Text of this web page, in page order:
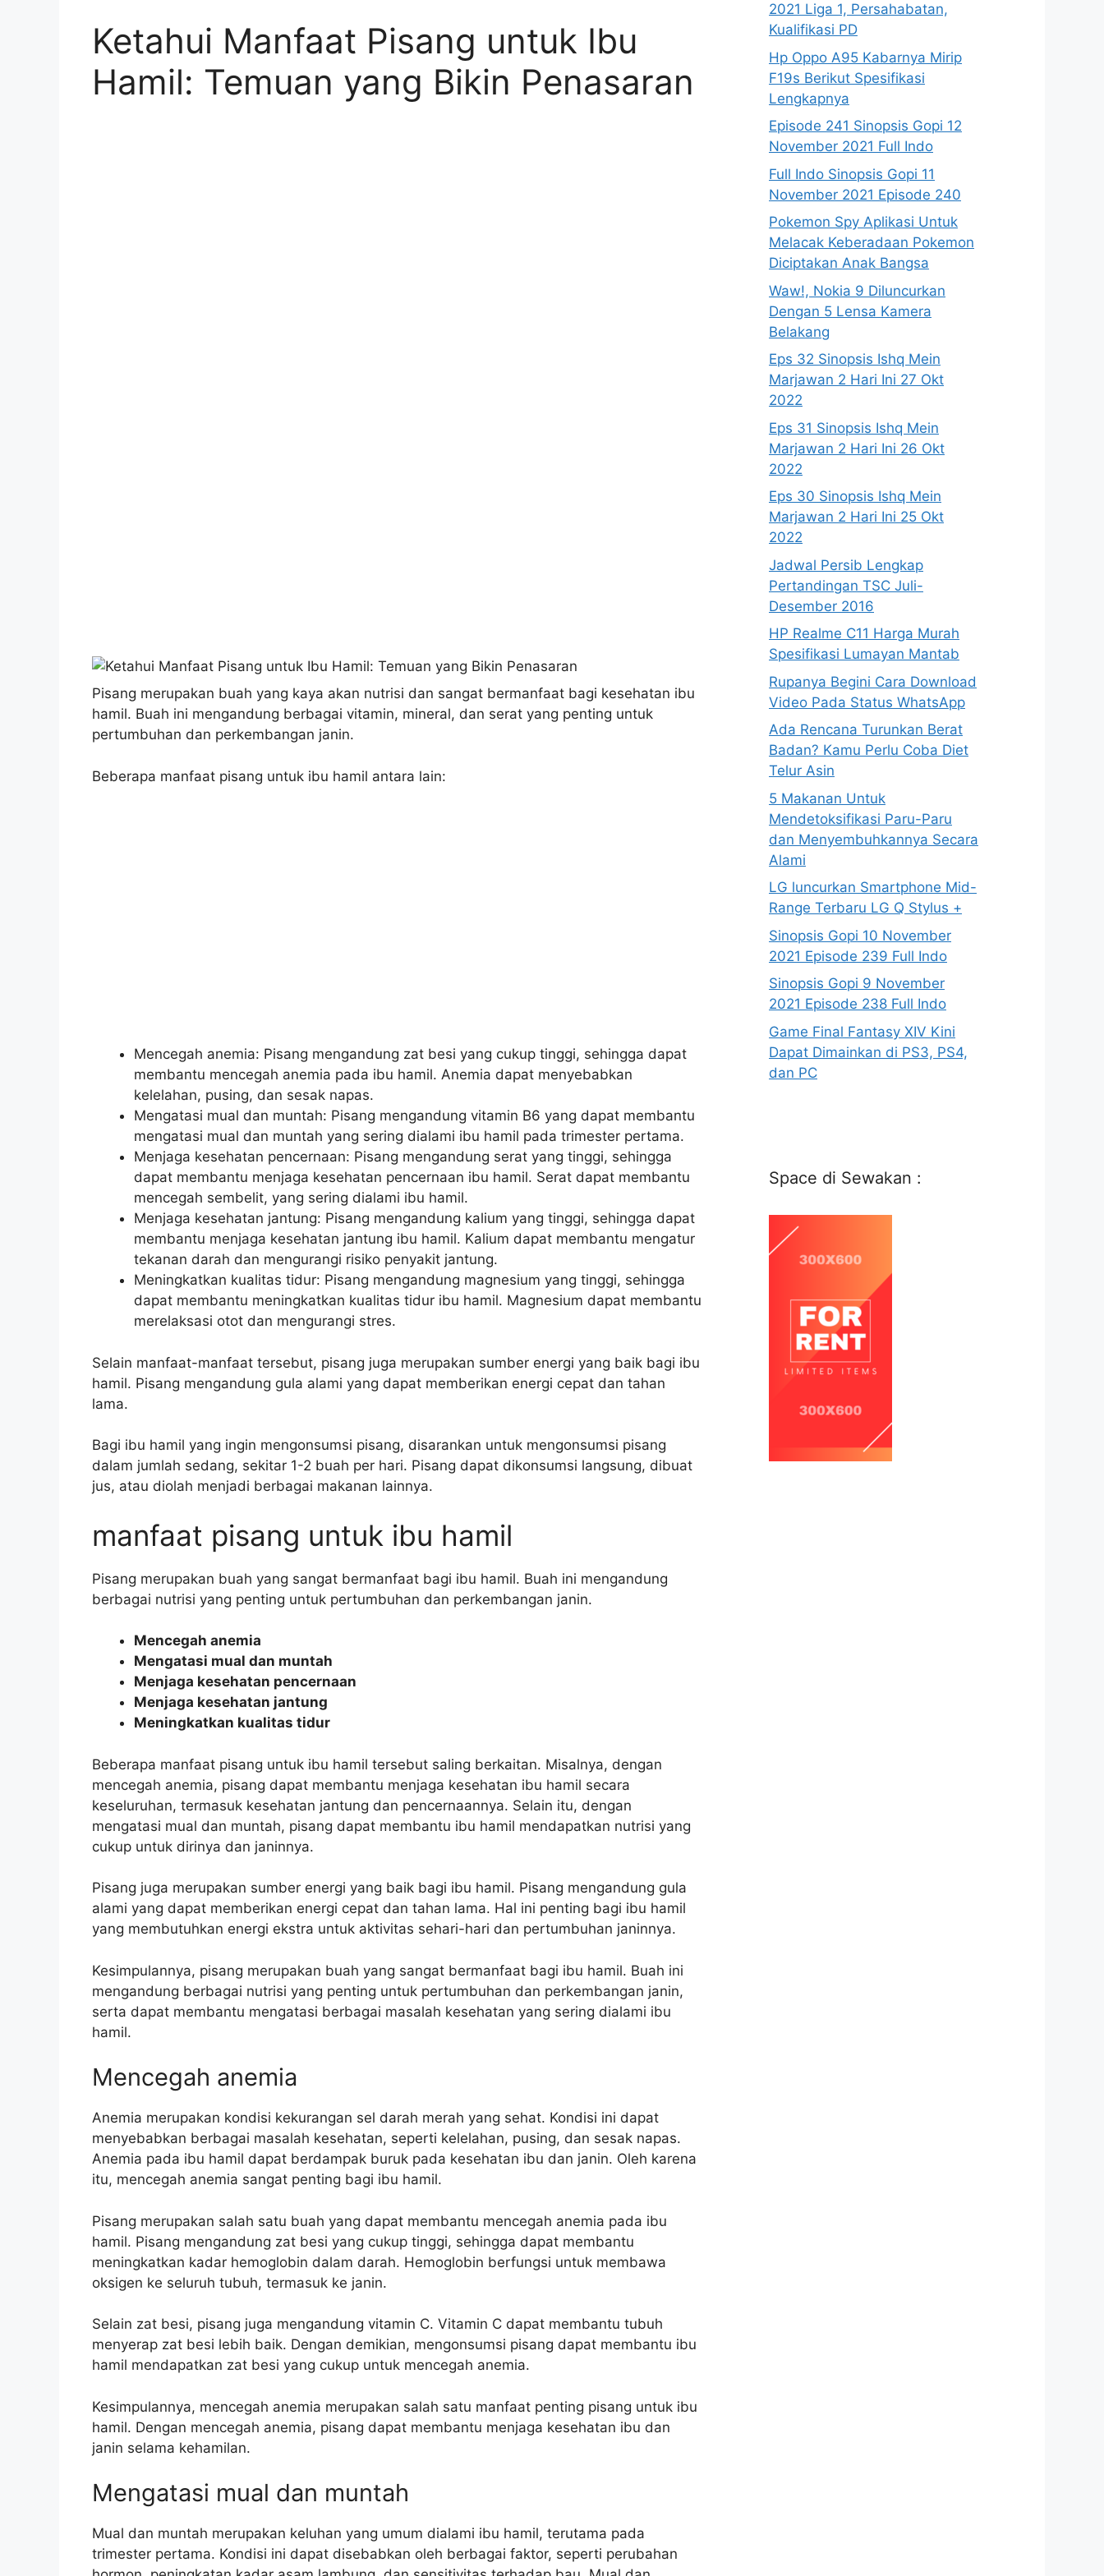
Ketahui Manfaat Pisang untuk Ibu
Hamil: Temuan yang Bikin Penasaran
Pisang merupakan buah yang kaya akan nutrisi dan sangat bermanfaat bagi kesehatan ibu
hamil. Buah ini mengandung berbagai vitamin, mineral, dan serat yang penting untuk
pertumbuhan dan perkembangan janin.
Beberapa manfaat pisang untuk ibu hamil antara lain:
Mencegah anemia: Pisang mengandung zat besi yang cukup tinggi, sehingga dapat
membantu mencegah anemia pada ibu hamil. Anemia dapat menyebabkan
kelelahan, pusing, dan sesak napas.
Mengatasi mual dan muntah: Pisang mengandung vitamin B6 yang dapat membantu
mengatasi mual dan muntah yang sering dialami ibu hamil pada trimester pertama.
Menjaga kesehatan pencernaan: Pisang mengandung serat yang tinggi, sehingga
dapat membantu menjaga kesehatan pencernaan ibu hamil. Serat dapat membantu
mencegah sembelit, yang sering dialami ibu hamil.
Menjaga kesehatan jantung: Pisang mengandung kalium yang tinggi, sehingga dapat
membantu menjaga kesehatan jantung ibu hamil. Kalium dapat membantu mengatur
tekanan darah dan mengurangi risiko penyakit jantung.
Meningkatkan kualitas tidur: Pisang mengandung magnesium yang tinggi, sehingga
dapat membantu meningkatkan kualitas tidur ibu hamil. Magnesium dapat membantu
merelaksasi otot dan mengurangi stres.
Selain manfaat-manfaat tersebut, pisang juga merupakan sumber energi yang baik bagi ibu
hamil. Pisang mengandung gula alami yang dapat memberikan energi cepat dan tahan
lama.
Bagi ibu hamil yang ingin mengonsumsi pisang, disarankan untuk mengonsumsi pisang
dalam jumlah sedang, sekitar 1-2 buah per hari. Pisang dapat dikonsumsi langsung, dibuat
jus, atau diolah menjadi berbagai makanan lainnya.
manfaat pisang untuk ibu hamil
Pisang merupakan buah yang sangat bermanfaat bagi ibu hamil. Buah ini mengandung
berbagai nutrisi yang penting untuk pertumbuhan dan perkembangan janin.
Mencegah anemia
Mengatasi mual dan muntah
Menjaga kesehatan pencernaan
Menjaga kesehatan jantung
Meningkatkan kualitas tidur
Beberapa manfaat pisang untuk ibu hamil tersebut saling berkaitan. Misalnya, dengan
mencegah anemia, pisang dapat membantu menjaga kesehatan ibu hamil secara
keseluruhan, termasuk kesehatan jantung dan pencernaannya. Selain itu, dengan
mengatasi mual dan muntah, pisang dapat membantu ibu hamil mendapatkan nutrisi yang
cukup untuk dirinya dan janinnya.
Pisang juga merupakan sumber energi yang baik bagi ibu hamil. Pisang mengandung gula
alami yang dapat memberikan energi cepat dan tahan lama. Hal ini penting bagi ibu hamil
yang membutuhkan energi ekstra untuk aktivitas sehari-hari dan pertumbuhan janinnya.
Kesimpulannya, pisang merupakan buah yang sangat bermanfaat bagi ibu hamil. Buah ini
mengandung berbagai nutrisi yang penting untuk pertumbuhan dan perkembangan janin,
serta dapat membantu mengatasi berbagai masalah kesehatan yang sering dialami ibu
hamil.
Mencegah anemia
Anemia merupakan kondisi kekurangan sel darah merah yang sehat. Kondisi ini dapat
menyebabkan berbagai masalah kesehatan, seperti kelelahan, pusing, dan sesak napas.
Anemia pada ibu hamil dapat berdampak buruk pada kesehatan ibu dan janin. Oleh karena
itu, mencegah anemia sangat penting bagi ibu hamil.
Pisang merupakan salah satu buah yang dapat membantu mencegah anemia pada ibu
hamil. Pisang mengandung zat besi yang cukup tinggi, sehingga dapat membantu
meningkatkan kadar hemoglobin dalam darah. Hemoglobin berfungsi untuk membawa
oksigen ke seluruh tubuh, termasuk ke janin.
Selain zat besi, pisang juga mengandung vitamin C. Vitamin C dapat membantu tubuh
menyerap zat besi lebih baik. Dengan demikian, mengonsumsi pisang dapat membantu ibu
hamil mendapatkan zat besi yang cukup untuk mencegah anemia.
Kesimpulannya, mencegah anemia merupakan salah satu manfaat penting pisang untuk ibu
hamil. Dengan mencegah anemia, pisang dapat membantu menjaga kesehatan ibu dan
janin selama kehamilan.
Mengatasi mual dan muntah
Mual dan muntah merupakan keluhan yang umum dialami ibu hamil, terutama pada
trimester pertama. Kondisi ini dapat disebabkan oleh berbagai faktor, seperti perubahan
2021 Liga 1, Persahabatan,
Kualifikasi PD
Hp Oppo A95 Kabarnya Mirip
F19s Berikut Spesifikasi
Lengkapnya
Episode 241 Sinopsis Gopi 12
November 2021 Full Indo
Full Indo Sinopsis Gopi 11
November 2021 Episode 240
Pokemon Spy Aplikasi Untuk
Melacak Keberadaan Pokemon
Diciptakan Anak Bangsa
Waw!, Nokia 9 Diluncurkan
Dengan 5 Lensa Kamera
Belakang
Eps 32 Sinopsis Ishq Mein
Marjawan 2 Hari Ini 27 Okt
2022
Eps 31 Sinopsis Ishq Mein
Marjawan 2 Hari Ini 26 Okt
2022
Eps 30 Sinopsis Ishq Mein
Marjawan 2 Hari Ini 25 Okt
2022
Jadwal Persib Lengkap
Pertandingan TSC Juli-
Desember 2016
HP Realme C11 Harga Murah
Spesifikasi Lumayan Mantab
Rupanya Begini Cara Download
Video Pada Status WhatsApp
Ada Rencana Turunkan Berat
Badan? Kamu Perlu Coba Diet
Telur Asin
5 Makanan Untuk
Mendetoksifikasi Paru-Paru
dan Menyembuhkannya Secara
Alami
LG luncurkan Smartphone Mid-
Range Terbaru LG Q Stylus +
Sinopsis Gopi 10 November
2021 Episode 239 Full Indo
Sinopsis Gopi 9 November
2021 Episode 238 Full Indo
Game Final Fantasy XIV Kini
Dapat Dimainkan di PS3, PS4,
dan PC
Space di Sewakan :